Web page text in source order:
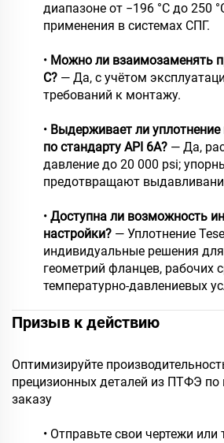
диапазоне от −196 °C до 250
применения в системах СПГ.
• Можно ли взаимозаменять
C? — Да, с учётом
требований к монтажу.
• Выдерживает ли
по стандарту API 6A? — Да,
давление до 20 000 psi;
предотвращают
• Доступна ли возможность
настройки? — Уплотнение
индивидуальные решения
геометрий фланцев, рабочих
температурно-давлениевых
Призыв к действию
Оптимизируйте
прецизионных деталей из ПТФЭ
заказу
• Отправьте свои чертежи или